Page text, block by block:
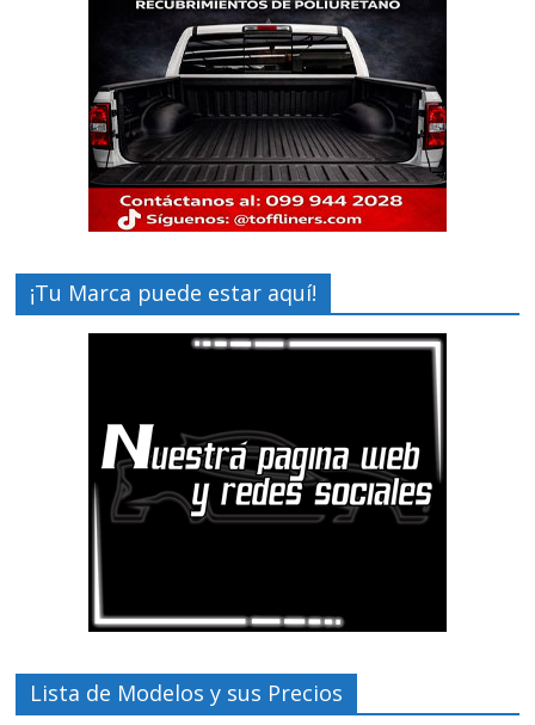
¡Tu Marca puede estar aquí!
Lista de Modelos y sus Precios